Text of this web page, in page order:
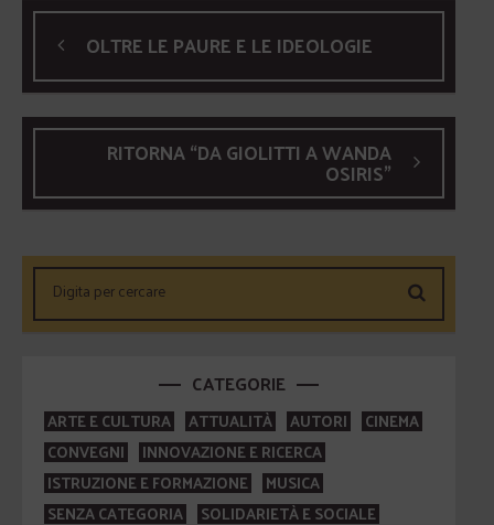
OLTRE LE PAURE E LE IDEOLOGIE
RITORNA “DA GIOLITTI A WANDA
OSIRIS”
CATEGORIE
ARTE E CULTURA ATTUALITÀ AUTORI
CINEMA
CONVEGNI
INNOVAZIONE E RICERCA
ISTRUZIONE E FORMAZIONE
MUSICA
SENZA CATEGORIA
SOLIDARIETÀ E SOCIALE